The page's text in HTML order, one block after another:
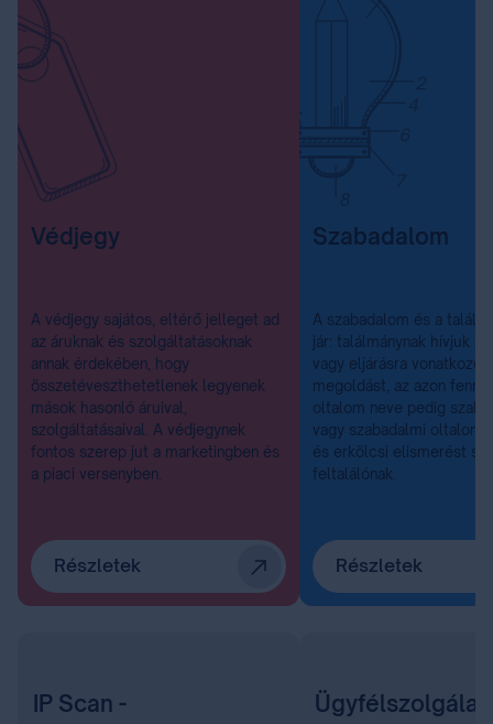
Védjegy
A védjegy sajátos, eltérő jelleget ad
az áruknak és szolgáltatásoknak
annak érdekében, hogy
összetéveszthetetlenek legyenek
mások hasonló áruival,
szolgáltatásaival. A védjegynek
fontos szerep jut a marketingben és
a piaci versenyben.
Részletek
Szabadalom
A szabadalom és a
jár: találmánynak hívjuk a
vagy eljárásra vonatkozó
megoldást, az azon
oltalom neve pedig
vagy szabadalmi oltalom,
és erkölcsi elismerést
feltalálónak.
Részletek
IP Scan -
Ügyfélszolgálat